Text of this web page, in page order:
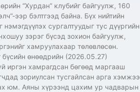
“Хурдан” клубийг байгуулж, 160
ээр бэлтгээд байна. Бүх нийтийн
сургалтуудыг тус дүүргийн
зэрэг бүсэд зохион байгуулж,
хамруулахаар төлөвлөсөн.
бүсийн өнөөдрийн (2026.05.27)
иргэн хамрагдсан бөгөөд маргааш
зориулсан тусгайлсан арга хэмжээ
юм. Аяны хүрээнд цахим ур чадварын